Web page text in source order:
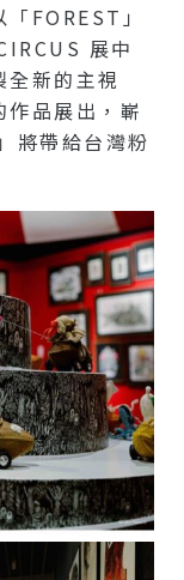
FOREST」
展中
新的主視
品展出，嶄
將帶給台灣粉